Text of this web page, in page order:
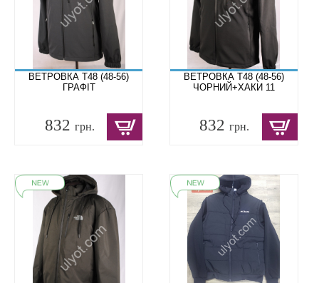
ВЕТРОВКА T48 (48-56)
ГРАФІТ
832 грн.
ВЕТРОВКА T48 (48-56)
ЧОРНИЙ+ХАКИ 11
832грн.